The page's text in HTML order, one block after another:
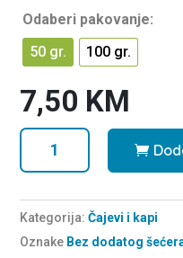
t
5
Odaberi pakovanje:
50 gr.
100 gr.
7,50 KM
Zeleni
čaj
mjesec
(Premium
Kategorija:Čajevi i kapi
Oznake Bez dodatog